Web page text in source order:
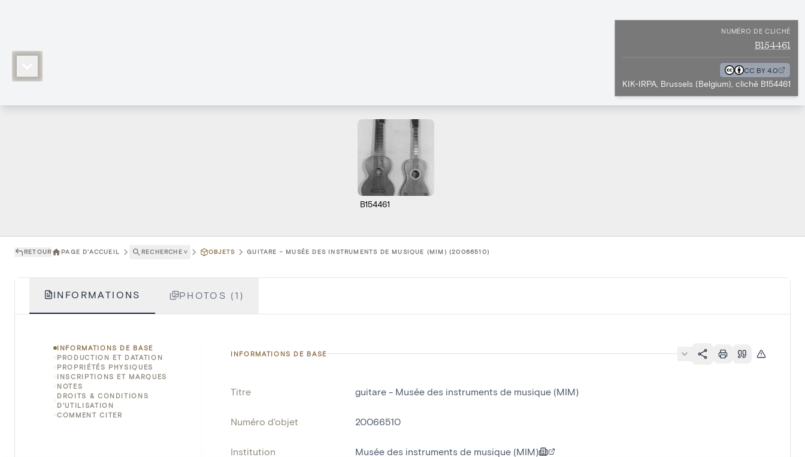
NUMÉRO DE CLICHÉ
B154461
CC BY 4.0
KIK-IRPA, Brussels (Belgium), cliché B154461
B154461
RETOUR PAGE D'ACCUEIL RECHERCHE ˅ OBJETS GUITARE - MUSÉE DES INSTRUMENTS DE MUSIQUE (MIM) (20066510)
INFORMATIONS PHOTOS (1)
INFORMATIONS DE BASE
PRODUCTION ET DATATION
PROPRIÉTÉS PHYSIQUES
INSCRIPTIONS ET MARQUES
NOTES
DROITS & CONDITIONS
D'UTILISATION
COMMENT CITER
INFORMATIONS DE BASE
Titre guitare - Musée des instruments de musique (MIM)
Numéro d'objet 20066510
Institution Musée des instruments de musique (MIM)